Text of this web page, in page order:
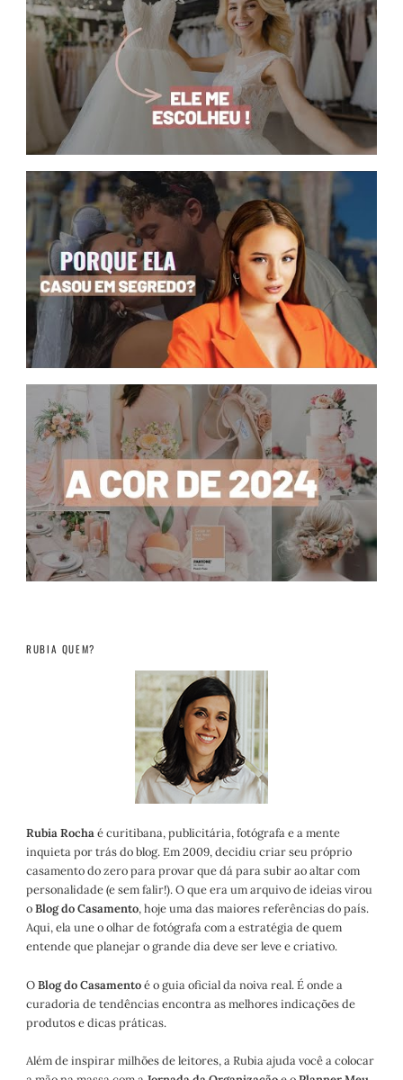
RUBIA QUEM?
Rubia Rochaé curitibana, publicitária, fotógrafa e a mente
inquieta por trás do blog. Em 2009, decidiu criar seu próprio
casamento do zero para provar que dá para subir ao altar com
personalidade (e sem falir!). O que era um arquivo de ideias virou
oBlog do Casamento, hoje uma das maiores referências do país.
Aqui, ela une o olhar de fotógrafa com a estratégia de quem
entende que planejar o grande dia deve ser leve e criativo.
OBlog do Casamentoé o guia oficial da noiva real. É onde a
curadoria de tendências encontra as melhores indicações de
produtos e dicas práticas.
Além de inspirar milhões de leitores, a Rubia ajuda você a colocar